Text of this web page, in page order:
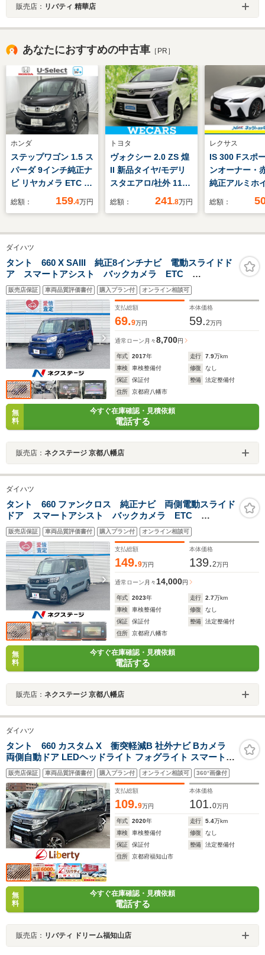
販売店： リバティ 精華店
あなたにおすすめの中古車 ［PR］
ホンダ
ステップワゴン 1.5 ス
パーダ 9インチ純正ナ
ビ リヤカメラ ETC
両側電動ドア スマ
総額： 159.4万円
トヨタ
ヴォクシー 2.0 ZS 煌
II 新品タイヤ/モデリ
スタエアロ/社外 11イ
ンチ メモリーナビ/ト
ドア/車線逸脱防止支
レコーダー 社外/ヘッ
ドランプ LED
総額： 241.8万円
レクサス
IS 300 Fスポ
ンオーナー・
純正アルミホ
革シート・電
ー・クルーズ
取扱説明書・
ンスノート
総額：
ダイハツ
タント 660 X SAIII 純正8インチナビ 電動スライドド
ア スマートアシスト バックカメラ ETC
Bluetooth 14インチアルミホイール シートヒーター
スマートキー オートライト オートエアコン
販売店保証 車両品質評価書付 購入プラン付 オンライン相談可
支払総額
69.9万円
本体価格
59.2万円
通常ローン 月々8,700円
年式 2017年 走行 7.9万km
車検
車検整備付 修復
なし
保証
保証付 整備
法定整備付
住所
京都府八幡市
無
料
今すぐ在庫確認・見積依頼
電話する
販売店： ネクステージ 京都八幡店
ダイハツ
タント 660 ファンクロス 純正ナビ 両側電動スライド
ドア スマートアシスト バックカメラ ETC
Bluetooth LEDヘッドライト LEDフロントフォグ 純
正14インチアルミホイール シートヒーター
販売店保証 車両品質評価書付 購入プラン付 オンライン相談可
支払総額
149.9万円
本体価格
139.2万円
通常ローン 月々 14,000円
年式 2023年 走行 2.7万km
車検
車検整備付 修復
なし
保証
保証付 整備
法定整備付
住所
京都府八幡市
無
料
今すぐ在庫確認・見積依頼
電話する
販売店： ネクステージ 京都八幡店
ダイハツ
タント 660 カスタム X 衝突軽減B 社外ナビ Bカメラ
両側自動ドア LEDヘッドライト フォグライト スマートキ
ー プッシュスタート アイドリングストップ 純正アルミホ
イール
販売店保証 車両品質評価書付 購入プラン付 オンライン相談可 360°画像付
支払総額
109.9万円
本体価格
101.0万円
年式 2020年 走行 5.4万km
車検
車検整備付 修復
なし
保証
保証付 整備
法定整備付
住所
京都府福知山市
無
料
今すぐ在庫確認・見積依頼
電話する
販売店： リバティ ドリーム福知山店